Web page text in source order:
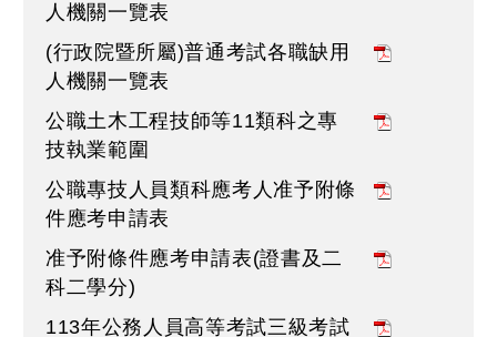
人機關一覽表
(行政院暨所屬)普通考試各職缺用
人機關一覽表
公職土木工程技師等11類科之專
技執業範圍
公職專技人員類科應考人准予附條
件應考申請表
准予附條件應考申請表(證書及二
科二學分)
113年公務人員高等考試三級考試